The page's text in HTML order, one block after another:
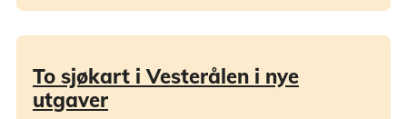
To sjøkart i Vesterålen i nye
utgaver